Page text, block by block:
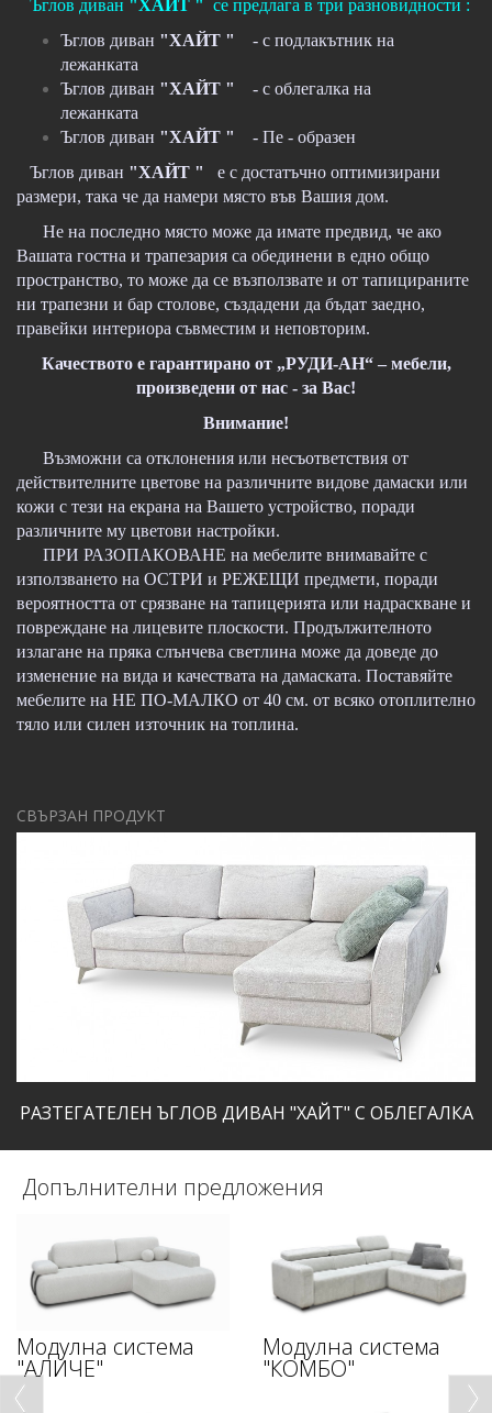
Ъглов диван "ХАЙТ " се предлага в три разновидности :
Ъглов диван "ХАЙТ "
- с подлакътник на
лежанката
Ъглов диван "ХАЙТ "
- с облегалка на
лежанката
Ъглов диван "ХАЙТ "
- Пе - образен
Ъглов диван "ХАЙТ "
е с достатъчно оптимизирани
размери, така че да намери място във Вашия дом.
Не на последно място може да имате предвид, че ако
Вашата гостна и трапезария са обединени в едно общо
пространство, то може да се възползвате и от тапицираните
ни трапезни и бар столове, създадени да бъдат заедно,
правейки интериора съвместим и неповторим.
Качеството е гарантирано от „РУДИ-АН“ – мебели,
произведени от нас - за Вас!
Внимание!
Възможни са отклонения или несъответствия от
действителните цветове на различните видове дамаски или
кожи с тези на екрана на Вашето устройство, поради
различните му цветови настройки.
ПРИ РАЗОПАКОВАНЕ на мебелите внимавайте с
използването на ОСТРИ и РЕЖЕЩИ предмети, поради
вероятността от срязване на тапицерията или надраскване и
повреждане на лицевите плоскости. Продължителното
излагане на пряка слънчева светлина може да доведе до
изменение на вида и качествата на дамаската. Поставяйте
мебелите на НЕ ПО-МАЛКО от 40 см. от всяко отоплително
тяло или силен източник на топлина.
СВЪРЗАН ПРОДУКТ
РАЗТЕГАТЕЛЕН ЪГЛОВ ДИВАН "ХАЙТ" С ОБЛЕГАЛКА
Допълнителни предложения
Модулна система
"АЛИЧЕ"
Модулна система
"КОМБО"